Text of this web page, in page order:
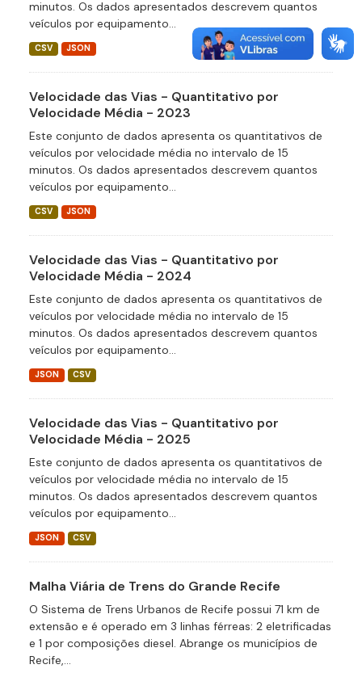
minutos. Os dados apresentados descrevem quantos
veículos por equipamento...
CSV JSON
Velocidade das Vias - Quantitativo por
Velocidade Média - 2023
Este conjunto de dados apresenta os quantitativos de
veículos por velocidade média no intervalo de 15
minutos. Os dados apresentados descrevem quantos
veículos por equipamento...
CSV JSON
Velocidade das Vias - Quantitativo por
Velocidade Média - 2024
Este conjunto de dados apresenta os quantitativos de
veículos por velocidade média no intervalo de 15
minutos. Os dados apresentados descrevem quantos
veículos por equipamento...
JSON CSV
Velocidade das Vias - Quantitativo por
Velocidade Média - 2025
Este conjunto de dados apresenta os quantitativos de
veículos por velocidade média no intervalo de 15
minutos. Os dados apresentados descrevem quantos
veículos por equipamento...
JSON CSV
Malha Viária de Trens do Grande Recife
O Sistema de Trens Urbanos de Recife possui 71 km de
extensão e é operado em 3 linhas férreas: 2 eletrificadas
e 1 por composições diesel. Abrange os municípios de
Recife,...